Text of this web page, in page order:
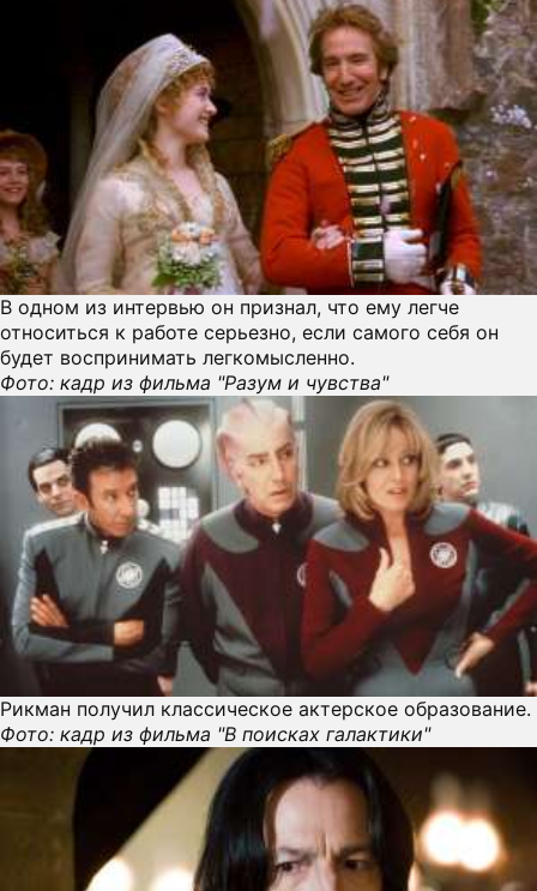
В одном из интервью он признал, что ему легче
относиться к работе серьезно, если самого себя он
будет воспринимать легкомысленно.
Фото: кадр из фильма "Разум и чувства"
Рикман получил класcическое актерское образование.
Фото: кадр из фильма "В поисках галактики"